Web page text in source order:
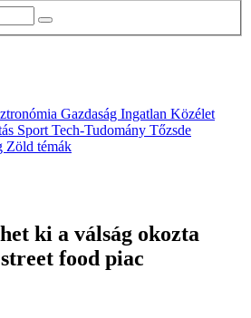
Gazdaság Ingatlan Közélet
Sport Tech-Tudomány Tőzsde
Zöld témák
ki a válság okozta
food piac